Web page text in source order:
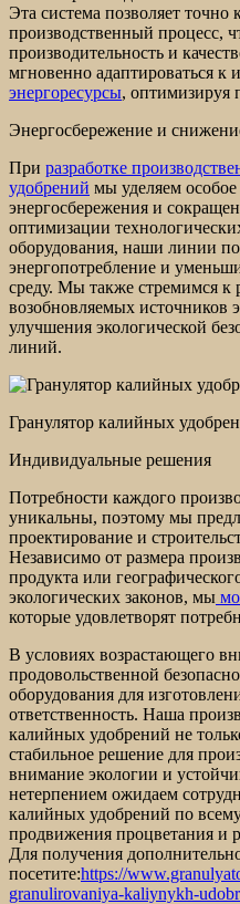
Эта система позволяет
производственный процесс,
производительность и
мгновенно адаптироваться к
энергоресурсы, оптимизируя
Энергосбережение и
При разработке
удобрений мы уделяем
энергосбережения и
оптимизации
оборудования, наши линии
энергопотребление и
среду. Мы также стремимся к
возобновляемых источников
улучшения экологической
линий.
Гранулятор калийных
Индивидуальные решения
Потребности каждого
уникальны, поэтому мы
проектирование и
Независимо от размера
продукта или
экологических законов, мы
которые удовлетворят
В условиях возрастающего
продовольственной
оборудования для
ответственность. Наша
калийных удобрений не
стабильное решение для
внимание экологии и
нетерпением ожидаем
калийных удобрений по
продвижения процветания и
Для получения
посетите:https://
granulirovaniya-kaliynykh-